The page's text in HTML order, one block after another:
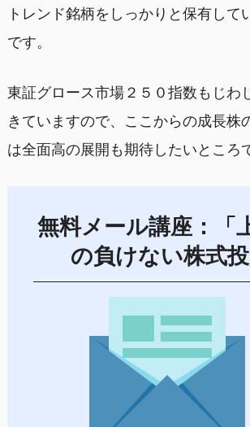
トレンド銘柄をしっかりと保有して
です。
東証グロース市場２５０指数もじわ
きていますので、ここからの成長株
は全面高の展開も期待したいところ
無料メール講座：「
の負けない株式投